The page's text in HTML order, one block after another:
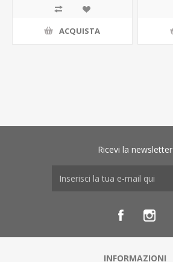
ACQUISTA
Ricevi la newsletter
INFORMAZIONI